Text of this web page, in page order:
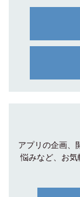
アプリの企画、
悩みなど、お気